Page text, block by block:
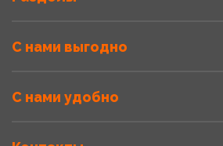
С нами выгодно
С нами удобно